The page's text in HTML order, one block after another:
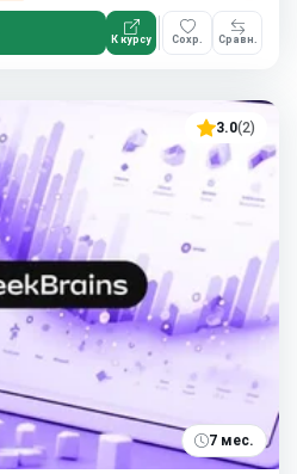
К курсу Сохр. Сравн.
3.0(2)
7 мес.